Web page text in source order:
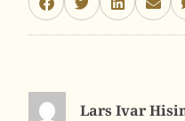
Lars Ivar